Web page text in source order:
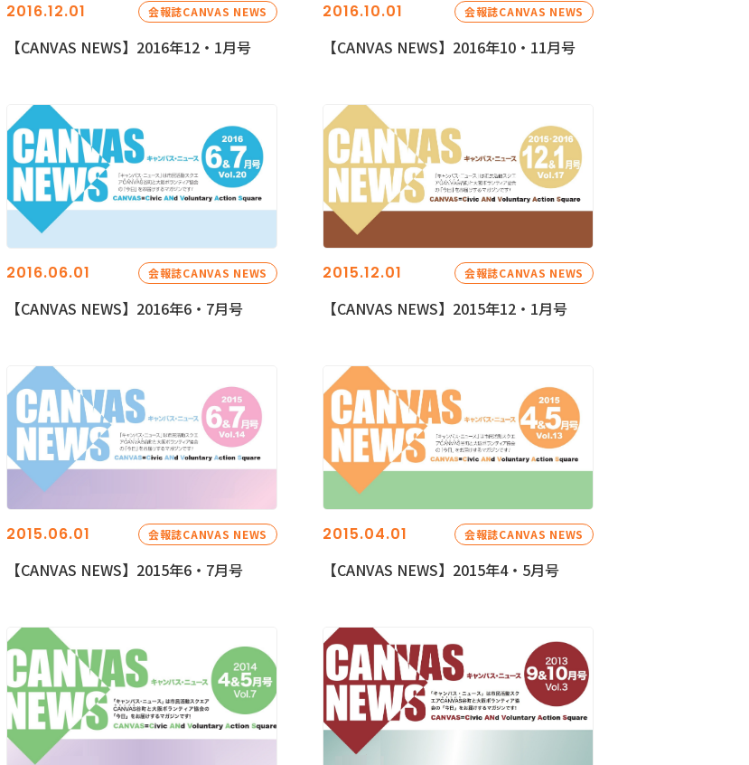
2016.12.01 会報誌CANVAS NEWS
【CANVAS NEWS】2016年12・1月号
2016.10.01 会報誌CANVAS NEWS
【CANVAS NEWS】2016年10・11月号
2016.06.01 会報誌CANVAS NEWS
【CANVAS NEWS】2016年6・7月号
2015.12.01 会報誌CANVAS NEWS
【CANVAS NEWS】2015年12・1月号
2015.06.01 会報誌CANVAS NEWS
【CANVAS NEWS】2015年6・7月号
2015.04.01 会報誌CANVAS NEWS
【CANVAS NEWS】2015年4・5月号